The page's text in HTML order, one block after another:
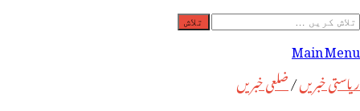
تلاش
کریں
برائے:
Main Menu
ریاستی خبریں/ضلعی خبریں